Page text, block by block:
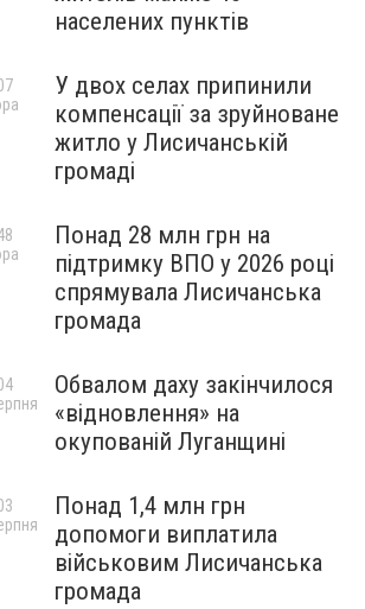
населених пунктів
У двох селах припинили
компенсації за зруйноване
житло у Лисичанській
громаді
Понад 28 млн грн на
підтримку ВПО у 2026 році
спрямувала Лисичанська
громада
Обвалом даху закінчилося
«відновлення» на
окупованій Луганщині
Понад 1,4 млн грн
допомоги виплатила
військовим Лисичанська
громада